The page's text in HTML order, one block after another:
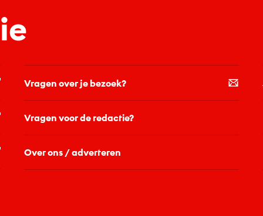
Vragen over je bezoek?
Vragen voor de redactie?
Over ons / adverteren